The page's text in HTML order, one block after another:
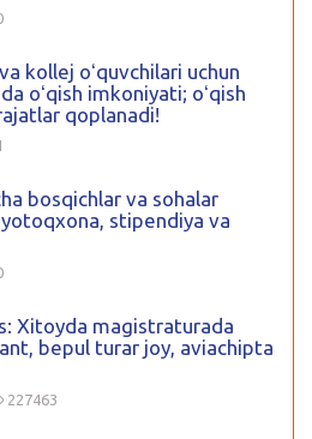
kollej oʻquvchilari uchun
oʻqish imkoniyati; oʻqish
qoplanadi!
bosqichlar va sohalar
stipendiya va
Xitoyda magistraturada
bepul turar joy, aviachipta
227463